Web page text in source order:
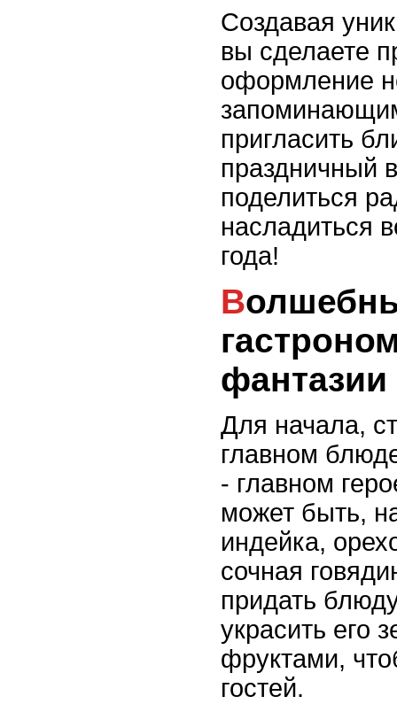
Создавая
вы сделаете
оформление
пригласить
праздничный
поделиться
насладиться
года!
Волшебные меню:
фантазии
Для начала,
главном
- главном
может быть,
индейка,
сочная
придать
украсить его
фруктами,
гостей.